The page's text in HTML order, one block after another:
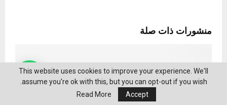
منشورات ذات صلة
This website uses cookies to improve your experience. We'll
assume you're ok with this, but you can opt-out if you wish.
Accept
Read More